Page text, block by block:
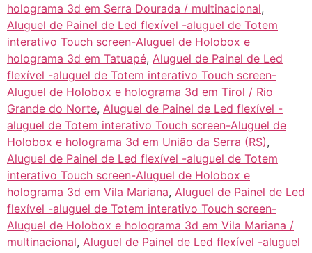
holograma 3d em Serra Dourada / multinacional,
Aluguel de Painel de Led flexível -aluguel de Totem
interativo Touch screen-Aluguel de Holobox e
holograma 3d em Tatuapé, Aluguel de Painel de Led
flexível -aluguel de Totem interativo Touch screen-
Aluguel de Holobox e holograma 3d em Tirol / Rio
Grande do Norte, Aluguel de Painel de Led flexível -
aluguel de Totem interativo Touch screen-Aluguel de
Holobox e holograma 3d em União da Serra (RS),
Aluguel de Painel de Led flexível -aluguel de Totem
interativo Touch screen-Aluguel de Holobox e
holograma 3d em Vila Mariana, Aluguel de Painel de Led
flexível -aluguel de Totem interativo Touch screen-
Aluguel de Holobox e holograma 3d em Vila Mariana /
multinacional, Aluguel de Painel de Led flexível -aluguel